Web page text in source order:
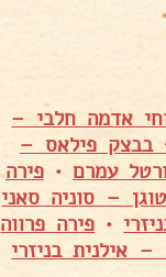
אדמה חלבי –
בבצק פילאס –
עמרם •פירה
– סוניה סאני
• פירה פרווה
אילנית בניזרי